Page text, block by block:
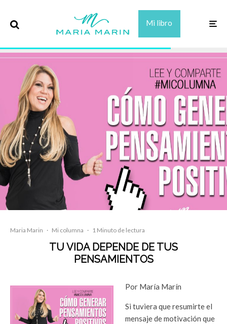
Mi libro
Maria Marin · Mi columna · 1 Minuto de lectura
TU VIDA DEPENDE DE TUS
PENSAMIENTOS
Por María Marín
Si tuviera que resumirte el
mensaje de motivación que